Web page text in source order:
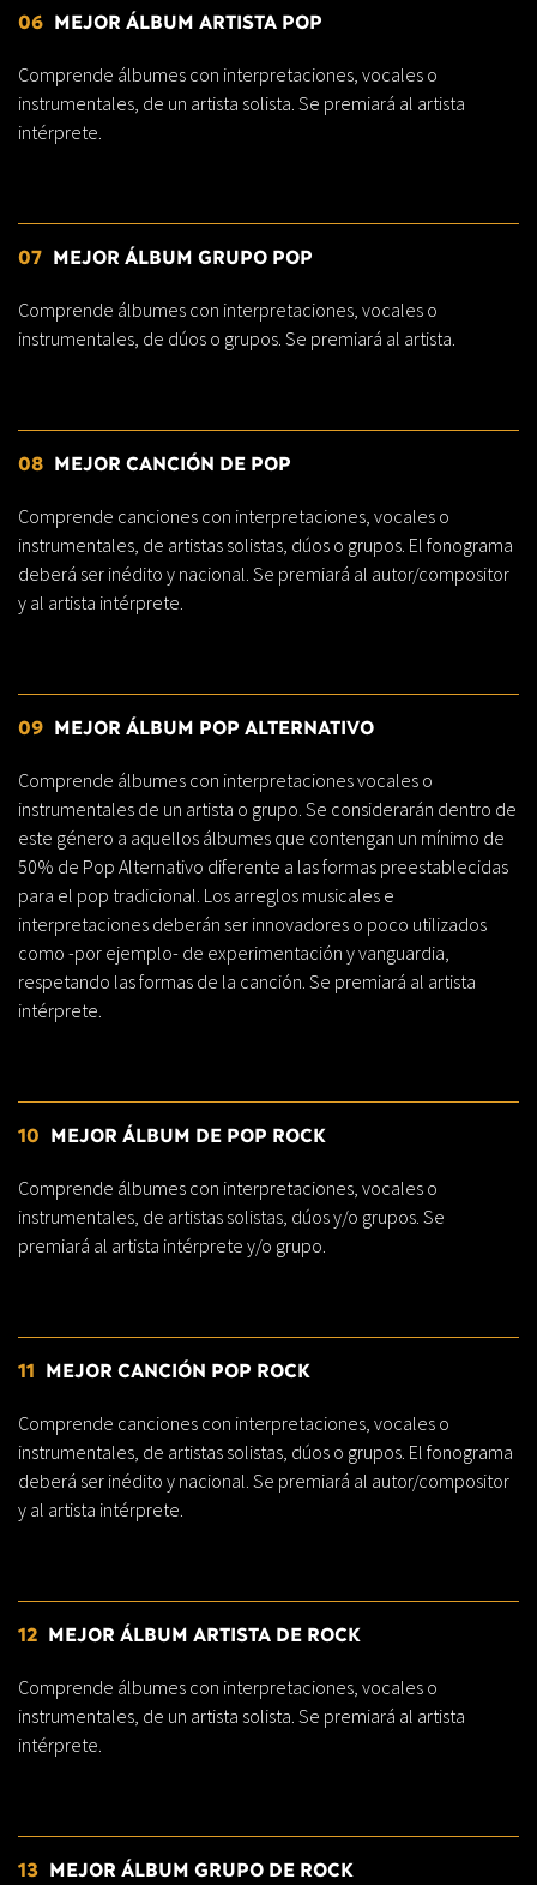
06 MEJOR ÁLBUM ARTISTA POP
Comprende álbumes con interpretaciones, vocales o
instrumentales, de un artista solista. Se premiará al artista
intérprete.
07 MEJOR ÁLBUM GRUPO POP
Comprende álbumes con interpretaciones, vocales o
instrumentales, de dúos o grupos. Se premiará al artista.
08 MEJOR CANCIÓN DE POP
Comprende canciones con interpretaciones, vocales o
instrumentales, de artistas solistas, dúos o grupos. El fonograma
deberá ser inédito y nacional. Se premiará al autor/compositor
y al artista intérprete.
09 MEJOR ÁLBUM POP ALTERNATIVO
Comprende álbumes con interpretaciones vocales o
instrumentales de un artista o grupo. Se considerarán dentro de
este género a aquellos álbumes que contengan un mínimo de
50% de Pop Alternativo diferente a las formas preestablecidas
para el pop tradicional. Los arreglos musicales e
interpretaciones deberán ser innovadores o poco utilizados
como -por ejemplo- de experimentación y vanguardia,
respetando las formas de la canción. Se premiará al artista
intérprete.
10 MEJOR ÁLBUM DE POP ROCK
Comprende álbumes con interpretaciones, vocales o
instrumentales, de artistas solistas, dúos y/o grupos. Se
premiará al artista intérprete y/o grupo.
11 MEJOR CANCIÓN POP ROCK
Comprende canciones con interpretaciones, vocales o
instrumentales, de artistas solistas, dúos o grupos. El fonograma
deberá ser inédito y nacional. Se premiará al autor/compositor
y al artista intérprete.
12 MEJOR ÁLBUM ARTISTA DE ROCK
Comprende álbumes con interpretaciones, vocales o
instrumentales, de un artista solista. Se premiará al artista
intérprete.
13 MEJOR ÁLBUM GRUPO DE ROCK